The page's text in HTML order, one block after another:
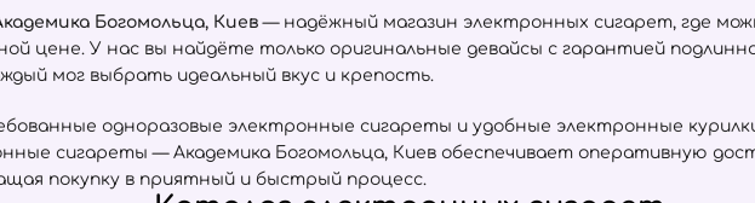
Богомольца, Киев— надёжный магазин электронных сигарет, где
цене. У нас вы найдёте только оригинальные девайсы с гарантией
мог выбрать идеальный вкус и крепость.
одноразовые электронные сигареты и удобные электронные
сигареты — Академика Богомольца, Киев обеспечивает оперативную
покупку в приятный и быстрый процесс.